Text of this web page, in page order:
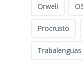
Orwell
Procrusto
Trabalenguas